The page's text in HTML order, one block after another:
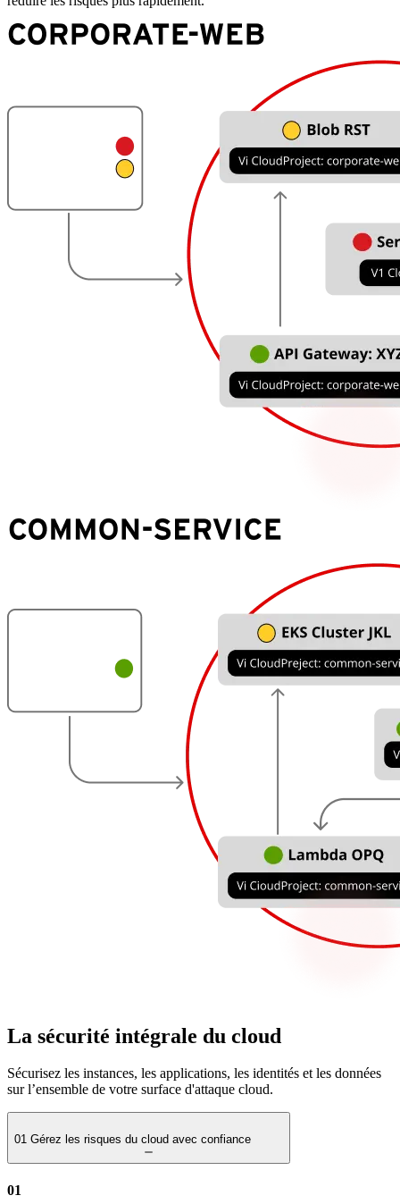
La sécurité intégrale du cloud
Sécurisez les instances, les applications, les identités et les données
sur l’ensemble de votre surface d'attaque cloud.​​​​‌ ‍ ​‍​‍‌‍ ‌ ​‍‌‍‍‌‌‍‌ ‌‍‍‌‌‍ ‍​‍​‍​ ‍‍​‍​‍‌ ​ ‌‍​‌‌‍ ‍‌‍‍‌‌ ‌​‌ ‍‌​‍ ‍‌‍‍‌‌‍ ​‍​‍​‍ ​​‍​‍‌‍‍​‌ ​‍‌‍‌‌‌‍‌‍​‍​‍​ ‍‍​‍​‍‌‍‍​‌ ‌​‌ ‌​‌ ​​​ ‍‍​‍ ​‍ ‌‍ ​‌‍ ‌‍​ ‌‍​‌‌‍ ​‌‍‍​‌‍ ‌ ​ ‌ ‌​​ ‍‍​ ​ ​ ​ ​ ​ ​ ‌​​‍ ‌‍‍‌‌‍ ‍‌ ‌​‌‍‌‌‌‍ ‍‌ ‌​​‍ ‌‍‌‌‌‍‌​‌‍‍‌‌ ‌​​‍ ‌‍ ‌‌‍ ‌‍‌​‌‍‌‌​ ‌‌ ​​‌ ​‍‌‍‌‌‌ ​ ‌‍‌‌‌‍ ‍‌ ‌​‌‍​‌‌ ‌​‌‍‍‌‌‍ ‌‍ ‍​ ‍ ‌‍‍‌‌‍‌​​ ‌​ ‍‌​ ‌​​ ‌ ‌‍‌​​ ‌ ​ ‍​​ ​‍‌‍‌‌​‍ ‌‌‍​ ​ ‍​​ ‌​‌‍​‌​‍ ‌​ ‌​​ ​‍​ ​‍​ ​ ​‍ ‌​ ‍‌‌‍‌​​ ‍‌​ ​‌​‍ ‌​ ‌​​ ​‍​ ‍​​ ‌​​ ‌‍​ ​ ​ ​‌‌‍‌‍​ ​‌​ ​ ​ ​​‌‍‌​​ ‍ ‌ ‌​‌ ‍‌‌ ​​‌‍‌‌​ ‌‌ ​​‌‍​‌‌‍‌ ‌‍‌‌​ ‍ ‌ ​​‌‍​‌‌ ‌​‌‍‍​​ ‌‌ ​ ‌‍‌‌‌‍​ ‌ ‌​‌‍‍‌‌‍ ‌‍ ‍‌ ​ ​‍‌‌​ ‌‌‌​​‍‌‌ ‌‍‍ ‌‍‌‌‌ ‍‌​‍‌‌​ ​ ‌​‌​​‍‌‌​ ​ ‌​‌​​‍‌‌​ ​‍​ ​‍‌‍‌‍‌‍‌‌​ ‌ ​ ‌​​ ​‌​ ‌‍​ ​​​ ‌ ​ ​‍​ ‌ ​ ‍​​ ‍‌​‍‌‌​ ​‍​ ​‍​‍‌‌​ ‌‌‌​‌​​‍ ‍‌‍‌​‌‍‌‌‌ ​ ‌‍​ ‌ ​‍‌‍‍‌‌ ​​‌ ‌​‌‍‍‌‌‍ ‌‍ ‍​ ‌‍​‍‌‍​‌‌ ​ ‌‍‌‌‌‌‌‌‌ ​‍‌‍ ​​ ‌‌‍‍​‌ ‌​‌ ‌​‌ ​​​‍‌‌​ ​ ‌​​‌​‍‌‌​ ​‍‌​‌‍​‍‌‌​ ​‍‌​‌‍‌‍ ​‌‍ ‌‍​ ‌‍​‌‌‍ ​‌‍‍​‌‍ ‌ ​ ‌ ‌​​‍‌‌​ ​ ‌​​‌​ ​ ​ ​ ​ ​ ​ ‌​​‍‌‍‌‍‍‌‌‍‌​​ ‌​ ‍‌​ ‌​​ ‌ ‌‍‌​​ ‌ ​ ‍​​ ​‍‌‍‌‌​‍ ‌‌‍​ ​ ‍​​ ‌​‌‍​‌​‍ ‌​ ‌​​ ​‍​ ​‍​ ​ ​‍ ‌​ ‍‌‌‍‌​​ ‍‌​ ​‌​‍ ‌​ ‌​​ ​‍​ ‍​​ ‌​​ ‌‍​ ​ ​ ​‌‌‍‌‍​ ​‌​ ​ ​ ​​‌‍‌​​‍‌‍‌ ‌​‌ ‍‌‌ ​​‌‍‌‌​ ‌‌ ​​‌‍​‌‌‍‌ ‌‍‌‌​‍‌‍‌ ​​‌‍​‌‌ ‌​‌‍‍​​ ‌‌ ​ ‌‍‌‌‌‍​ ‌ ‌​‌‍‍‌‌‍ ‌‍ ‍‌ ​ ​‍‌‌​ ‌‌‌​​‍‌‌ ‌‍‍ ‌‍‌‌‌ ‍‌​‍‌‌​ ​ ‌​‌​​‍‌‌​ ​ ‌​‌​​‍‌‌​ ​‍​ ​‍‌‍‌‍‌‍‌‌​ ‌ ​ ‌​​ ​‌​ ‌‍​ ​​​ ‌ ​ ​‍​ ‌ ​ ‍​​ ‍‌​‍‌‌​ ​‍​ ​‍​‍‌‌​ ‌‌‌​‌​​‍ ‍‌‍‌​‌‍‌‌‌ ​ ‌‍​ ‌ ​‍‌‍‍‌‌ ​​‌ ‌​‌‍‍‌‌‍ ‌‍ ‍​‍​‍‌ ‌
01 Gérez les risques du cloud avec confiance
01